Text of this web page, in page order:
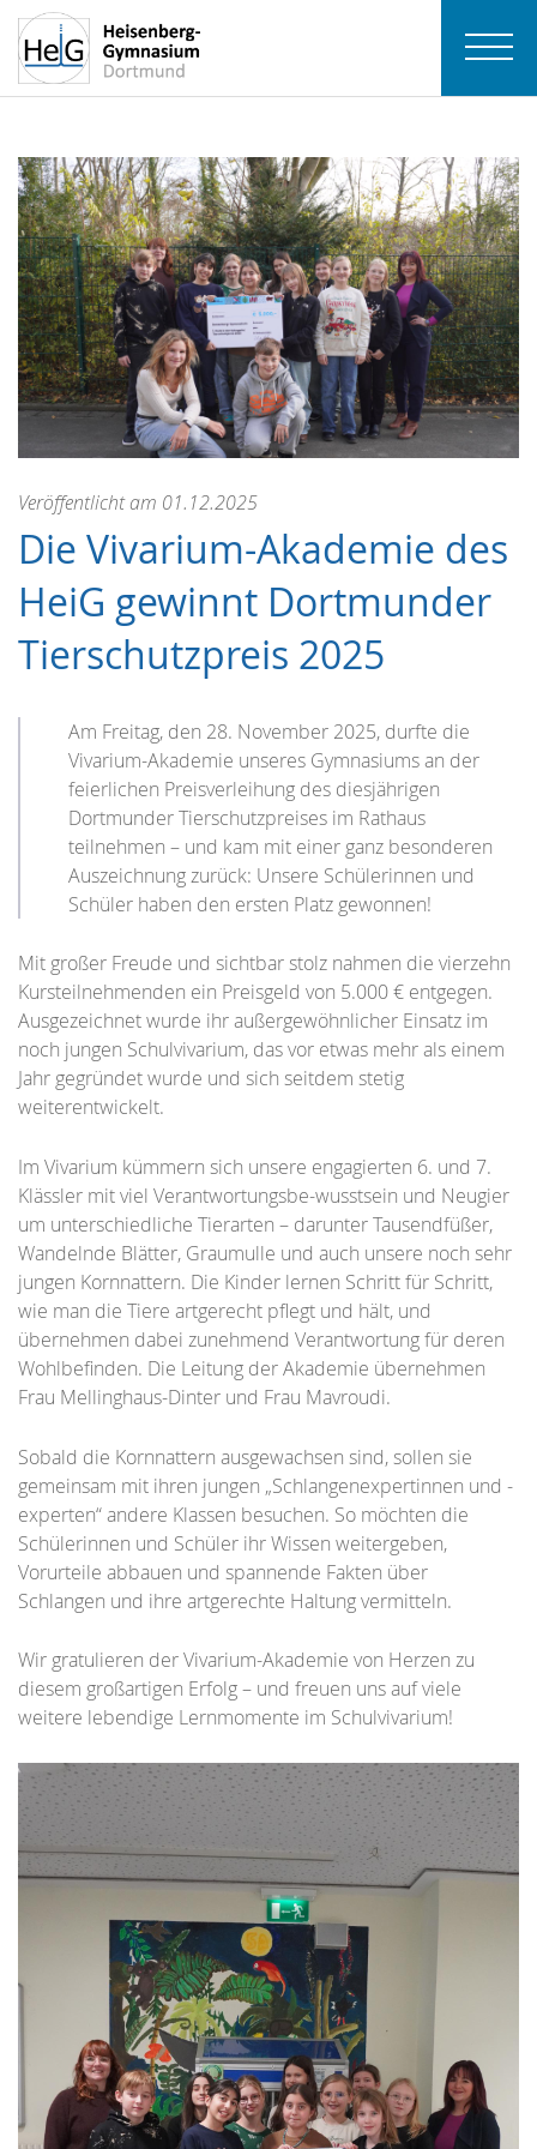
Veröffentlicht am 01.12.2025
Die Vivarium-Akademie des
HeiG gewinnt Dortmunder
Tierschutzpreis 2025
Am Freitag, den 28. November 2025, durfte die
Vivarium-Akademie unseres Gymnasiums an der
feierlichen Preisverleihung des diesjährigen
Dortmunder Tierschutzpreises im Rathaus
teilnehmen – und kam mit einer ganz besonderen
Auszeichnung zurück: Unsere Schülerinnen und
Schüler haben den ersten Platz gewonnen!
Mit großer Freude und sichtbar stolz nahmen die vierzehn
Kursteilnehmenden ein Preisgeld von 5.000 € entgegen.
Ausgezeichnet wurde ihr außergewöhnlicher Einsatz im
noch jungen Schulvivarium, das vor etwas mehr als einem
Jahr gegründet wurde und sich seitdem stetig
weiterentwickelt.
Im Vivarium kümmern sich unsere engagierten 6. und 7.
Klässler mit viel Verantwortungsbe-wusstsein und Neugier
um unterschiedliche Tierarten – darunter Tausendfüßer,
Wandelnde Blätter, Graumulle und auch unsere noch sehr
jungen Kornnattern. Die Kinder lernen Schritt für Schritt,
wie man die Tiere artgerecht pflegt und hält, und
übernehmen dabei zunehmend Verantwortung für deren
Wohlbefinden. Die Leitung der Akademie übernehmen
Frau Mellinghaus-Dinter und Frau Mavroudi.
Sobald die Kornnattern ausgewachsen sind, sollen sie
gemeinsam mit ihren jungen „Schlangenexpertinnen und -
experten“ andere Klassen besuchen. So möchten die
Schülerinnen und Schüler ihr Wissen weitergeben,
Vorurteile abbauen und spannende Fakten über
Schlangen und ihre artgerechte Haltung vermitteln.
Wir gratulieren der Vivarium-Akademie von Herzen zu
diesem großartigen Erfolg – und freuen uns auf viele
weitere lebendige Lernmomente im Schulvivarium!